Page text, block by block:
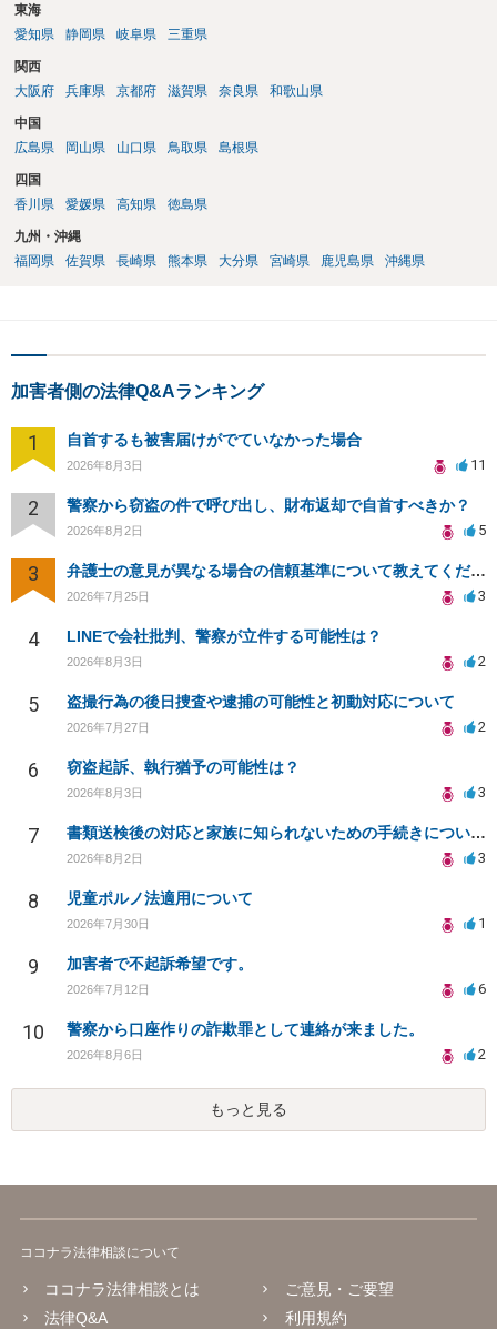
東海
愛知県
静岡県 岐阜県 三重県
関西
大阪府
兵庫県 京都府 滋賀県 奈良県 和歌山県
中国
広島県
岡山県 山口県 鳥取県 島根県
四国
香川県
愛媛県 高知県 徳島県
九州・沖縄
福岡県
佐賀県 長崎県 熊本県 大分県 宮崎県 鹿児島県 沖縄県
加害者側の法律Q&Aランキング
1 自首するも被害届けがでていなかった場合
2026年8月3日 11
2 警察から窃盗の件で呼び出し、財布返却で自首すべきか？
2026年8月2日 5
3 弁護士の意見が異なる場合の信頼基準について教えてください
2026年7月25日 3
4 LINEで会社批判、警察が立件する可能性は？
2026年8月3日 2
5 盗撮行為の後日捜査や逮捕の可能性と初動対応について
2026年7月27日 2
6 窃盗起訴、執行猶予の可能性は？
2026年8月3日 3
7 書類送検後の対応と家族に知られないための手続きについて相談
2026年8月2日 3
8 児童ポルノ法適用について
2026年7月30日 1
9 加害者で不起訴希望です。
2026年7月12日 6
10 警察から口座作りの詐欺罪として連絡が来ました。
2026年8月6日 2
もっと見る
ココナラ法律相談について
ココナラ法律相談とは
法律Q&A
ご意見・ご要望
利用規約